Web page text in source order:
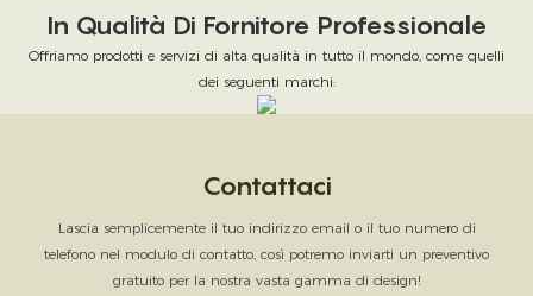
In Qualità Di Fornitore Professionale
Offriamo prodotti e servizi di alta qualità in tutto il mondo, come quelli
dei seguenti marchi:
Contattaci
Lascia semplicemente il tuo indirizzo email o il tuo numero di
telefono nel modulo di contatto, così potremo inviarti un preventivo
gratuito per la nostra vasta gamma di design!